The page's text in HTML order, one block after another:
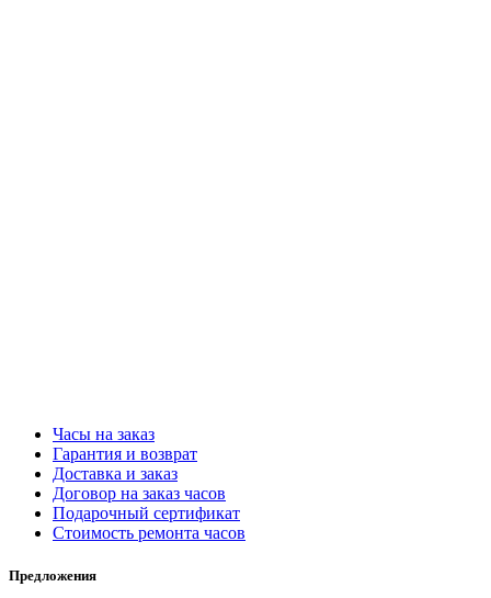
Часы на заказ
Гарантия и возврат
Доставка и заказ
Договор на заказ часов
Подарочный сертификат
Стоимость ремонта часов
Предложения